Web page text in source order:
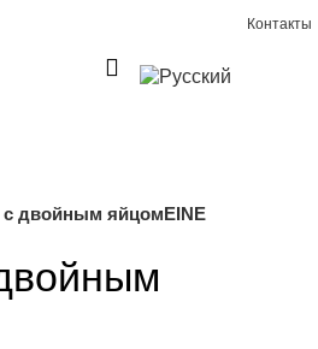
Контакты
двойным яйцомEINE